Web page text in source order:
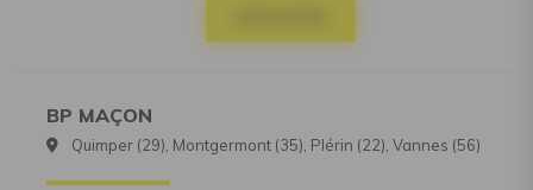
BP MAÇON
Quimper (29), Montgermont (35), Plérin (22), Vannes (56)